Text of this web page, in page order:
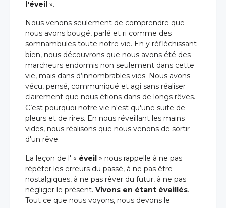
l'éveil ».
Nous venons seulement de comprendre que
nous avons bougé, parlé et ri comme des
somnambules toute notre vie. En y réfléchissant
bien, nous découvrons que nous avons été des
marcheurs endormis non seulement dans cette
vie, mais dans d’innombrables vies. Nous avons
vécu, pensé, communiqué et agi sans réaliser
clairement que nous étions dans de longs rêves.
C’est pourquoi notre vie n'est qu'une suite de
pleurs et de rires. En nous réveillant les mains
vides, nous réalisons que nous venons de sortir
d'un rêve.
La leçon de l' « éveil » nous rappelle à ne pas
répéter les erreurs du passé, à ne pas être
nostalgiques, à ne pas rêver du futur, à ne pas
négliger le présent. Vivons en étant éveillés.
Tout ce que nous voyons, nous devons le